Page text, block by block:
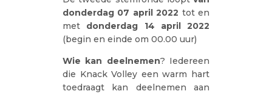
donderdag 07 april 2022 tot en
met donderdag 14 april 2022
(begin en einde om 00.00 uur)
Wie kan deelnemen? Iedereen
die Knack Volley een warm hart
toedraagt kan deelnemen aan